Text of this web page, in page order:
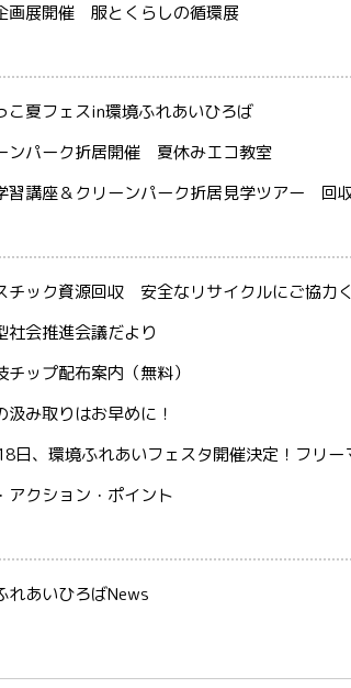
画展開催 服とくらしの循環展
こ夏フェスin環境ふれあいひろば
ンパーク折居開催 夏休みエコ教室
習講座＆クリーンパーク折居見学ツアー 回
チック資源回収 安全なリサイクルにご協力
社会推進会議だより
チップ配布案内（無料）
汲み取りはお早めに！
日、環境ふれあいフェスタ開催決定！フリ
アクション・ポイント
れあいひろばNews